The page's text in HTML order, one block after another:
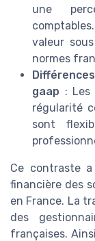
une
valeur
normes
gaap : Les
régularité
sont
Ce contraste
financière des
en France. La
des
françaises.